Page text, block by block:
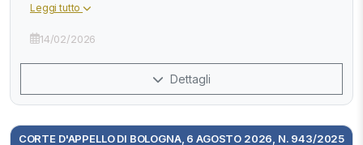
Leggi tutto
14/02/2026
Dettagli
CORTE D'APPELLO DI BOLOGNA, 6 AGOSTO 2026, N. 943/2025